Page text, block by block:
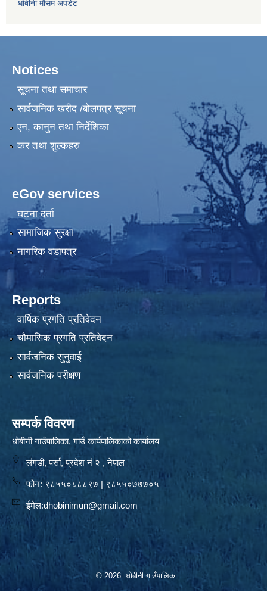
धोबीनी मौसम अपडेट
Notices
सूचना तथा समाचार
सार्वजनिक खरीद /बोलपत्र सूचना
एन, कानुन तथा निर्देशिका
कर तथा शुल्कहरु
eGov services
घटना दर्ता
सामाजिक सुरक्षा
नागरिक वडापत्र
Reports
वार्षिक प्रगति प्रतिवेदन
चौमासिक प्रगति प्रतिवेदन
सार्वजनिक सुनुवाई
सार्वजनिक परीक्षण
सम्पर्क विवरण
धोबीनी गाउँपालिका, गाउँ कार्यपालिकाको कार्यालय
लंगडी, पर्सा, प्रदेश नं २ , नेपाल
फोन: ९८५५०८८८९७ | ९८५५०७७७०५
ईमेल:dhobinimun@gmail.com
© 2026 धोबीनी गाउँपालिका